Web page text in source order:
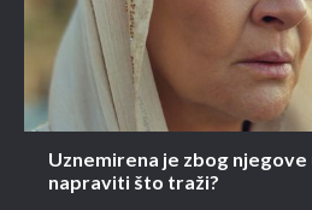
Uznemirena je zbog njegove
napraviti što traži?